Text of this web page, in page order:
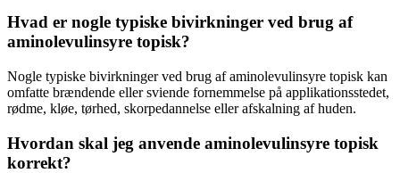
Hvad er nogle typiske bivirkninger ved brug af
aminolevulinsyre topisk?
Nogle typiske bivirkninger ved brug af aminolevulinsyre topisk kan
omfatte brændende eller sviende fornemmelse på applikationsstedet,
rødme, kløe, tørhed, skorpedannelse eller afskalning af huden.
Hvordan skal jeg anvende aminolevulinsyre topisk
korrekt?